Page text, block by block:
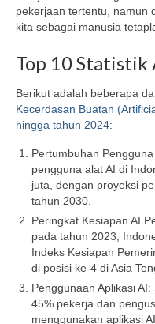
pekerjaan tertentu, namun
kita sebagai manusia
Top 10 Statistik
Berikut adalah beberapa
Kecerdasan Buatan
hingga tahun 2024:
Pertumbuhan
pengguna alat AI di
juta, dengan proyeksi
tahun 2030.
Peringkat Kesiapan AI
pada tahun 2023,
Indeks Kesiapan
di posisi ke-4 di Asia
Penggunaan Aplikasi
45% pekerja dan
menggunakan aplikasi